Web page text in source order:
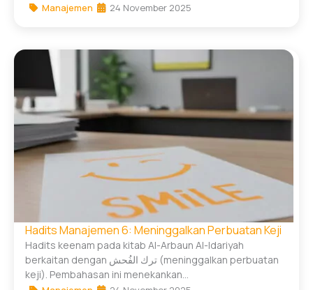
Manajemen 24 November 2025
Hadits Manajemen 6: Meninggalkan Perbuatan Keji
Hadits keenam pada kitab Al-Arbaun Al-Idariyah
berkaitan dengan ترك الفُحش (meninggalkan perbuatan
keji). Pembahasan ini menekankan...